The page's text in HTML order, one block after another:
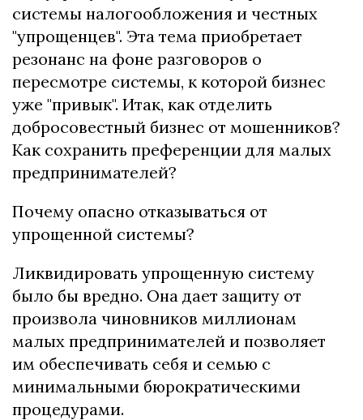
системы налогообложения и честных
"упрощенцев". Эта тема приобретает
резонанс на фоне разговоров о
пересмотре системы, к которой бизнес
уже "привык". Итак, как отделить
добросовестный бизнес от мошенников?
Как сохранить преференции для малых
предпринимателей?
Почему опасно отказываться от
упрощенной системы?
Ликвидировать упрощенную систему
было бы вредно. Она дает защиту от
произвола чиновников миллионам
малых предпринимателей и позволяет
им обеспечивать себя и семью с
минимальными бюрократическими
процедурами.